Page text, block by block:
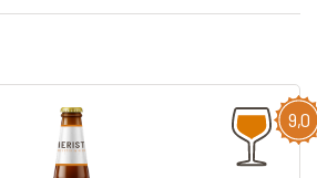
9,0